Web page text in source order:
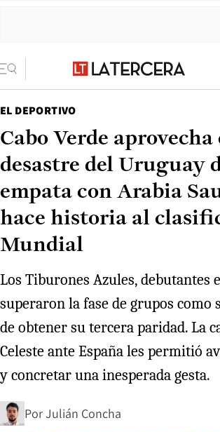
EL DEPORTIVO
Cabo Verde aprovecha
desastre del Uruguay
empata con Arabia
hace historia al
Mundial
Los Tiburones Azules, debutantes
superaron la fase de grupos como
de obtener su tercera paridad. La
Celeste ante España les permitió
y concretar una inesperada gesta.
PorJulián Concha